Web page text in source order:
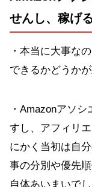
せんし、稼げ
・本当に大事な
できるかどうかが
・Amazonアソ
すし、アフィリ
にかく当初は自
事の分別や優先
自体あいまいでし